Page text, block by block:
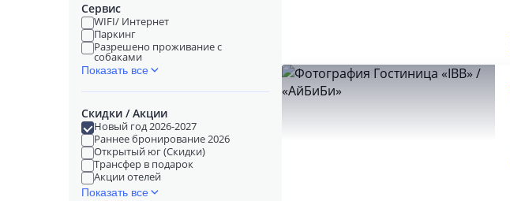
Сервис
WIFI/ Интернет
Паркинг
Разрешено проживание с
собаками
Показать все
Скидки / Акции
Новый год 2026-2027
Раннее бронирование 2026
Открытый юг (Скидки)
Трансфер в подарок
Акции отелей
Показать все